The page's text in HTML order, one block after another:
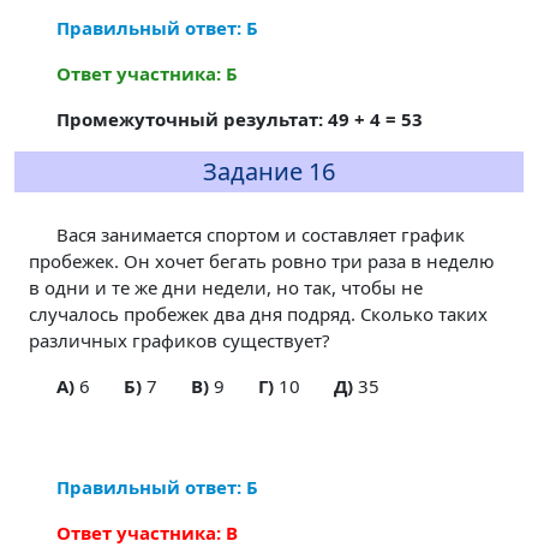
Правильный ответ: Б
Ответ участника: Б
Промежуточный результат: 49 + 4 = 53
Задание 16
Вася занимается спортом и составляет график
пробежек. Он хочет бегать ровно три раза в неделю
в одни и те же дни недели, но так, чтобы не
случалось пробежек два дня подряд. Сколько таких
различных графиков существует?
A)6 Б)7 В)9 Г)10 Д)35
Правильный ответ: Б
Ответ участника: В